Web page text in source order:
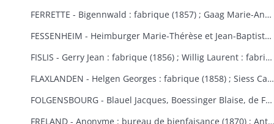
FERRETTE - Bigennwald : fabrique (1857) ; Gaag Marie-Anne : bureau de bienfaisance et fabrique de Traubach-le-Haut (1869-1870) ; Gerbaulet Guillaume : bureau de bienfaisance et commune (1845-1858) ; Koechlin André : bureau de bienfaisance (1847) ; Schirmer, de Colmar : bureau de bienfaisance (1847).
FESSENHEIM - Heimburger Marie-Thérèse et Jean-Baptiste : fabrique (1862-1868) ; Schönauer Jacques : fabrique (1845).
FISLIS - Gerry Jean : fabrique (1856) ; Willig Laurent : fabrique (1853).
FLAXLANDEN - Helgen Georges : fabrique (1858) ; Siess Catherine, épouse Meyer : fabrique (1846) ; Steib Catherine, épouse Helgen : fabrique (1854) ; Steib Elisabeth, épouse Sies : fabrique (1851).
FOLGENSBOURG - Blauel Jacques, Boessinger Blaise, de Folgensbourg, Linder Anne-Marie, épouse Duringer, Moser, de Hagenthal-le-Haut, Runser Jacques, Runser Simon, héritiers Studer Philippe, Thannberger de Blotzheim : fabrique (1834-1839) ; Wicky Marie-Anne : commune (1865).
FRELAND - Anonyme : bureau de bienfaisance (1870) ; Antoine Jean-Nicolas : bureau de bienfaisance (1862) ; Bertrand Catherine : commune, fabrique et école (1823) ; Bertrand Marie-Catherine : fabrique (1853) ; Herqué Antoine : bureau de bienfaisance (1856).